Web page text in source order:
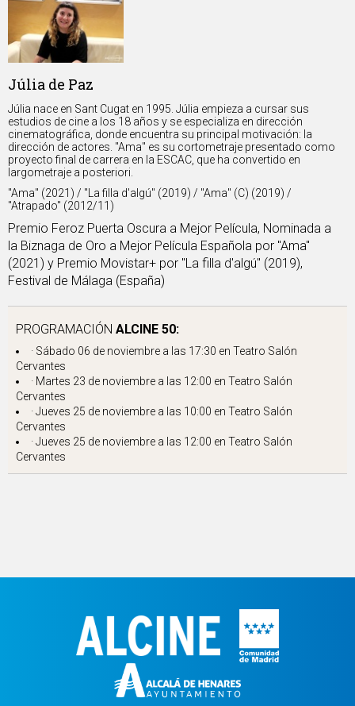
Júlia de Paz
Júlia nace en Sant Cugat en 1995. Júlia empieza a cursar sus
estudios de cine a los 18 años y se especializa en dirección
cinematográfica, donde encuentra su principal motivación: la
dirección de actores. "Ama" es su cortometraje presentado como
proyecto final de carrera en la ESCAC, que ha convertido en
largometraje a posteriori.
''Ama'' (2021) / "La filla d'algú" (2019) / ''Ama'' (C) (2019) /
''Atrapado'' (2012/11)
Premio Feroz Puerta Oscura a Mejor Película, Nominada a
la Biznaga de Oro a Mejor Película Española por ''Ama''
(2021) y Premio Movistar+ por ''La filla d'algú'' (2019),
Festival de Málaga (España)
PROGRAMACIÓN ALCINE 50:
· Sábado 06 de noviembre a las 17:30 en Teatro Salón
Cervantes
· Martes 23 de noviembre a las 12:00 en Teatro Salón
Cervantes
·Jueves 25 de noviembre a las 10:00 en Teatro Salón
Cervantes
·Jueves 25 de noviembre a las 12:00 en Teatro Salón
Cervantes